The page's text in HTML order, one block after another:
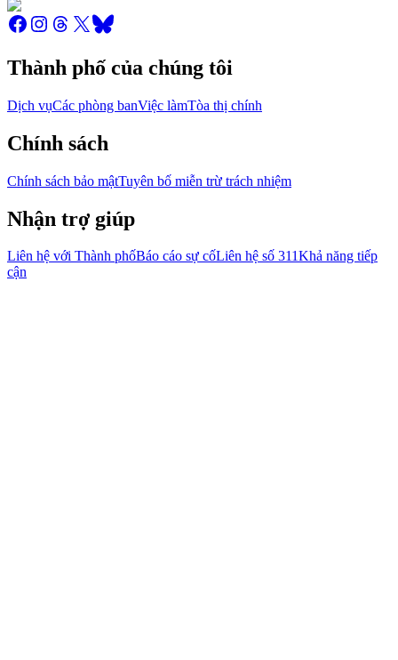
Thành phố của chúng tôi
Dịch vụCác phòng banViệc làmTòa thị chính
Chính sách
Chính sách bảo mậtTuyên bố miễn trừ trách nhiệm
Nhận trợ giúp
Liên hệ với Thành phốBáo cáo sự cốLiên hệ số 311Khả năng tiếp
cận